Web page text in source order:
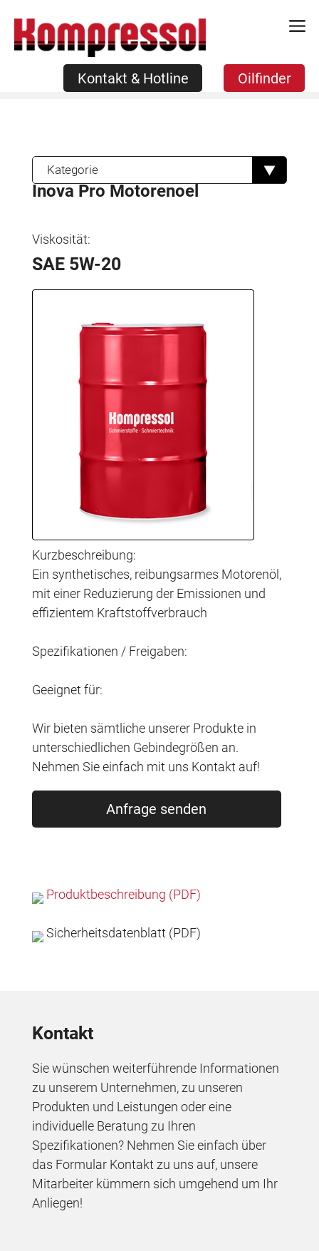
Inhalt
springen
Oilfinder
Kontakt & Hotline Oilfinder
Kategorie
Inova Pro Motorenoel
Viskosität:
SAE 5W-20
Kurzbeschreibung:
Ein synthetisches, reibungsarmes Motorenöl,
mit einer Reduzierung der Emissionen und
effizientem Kraftstoffverbrauch
Spezifikationen / Freigaben:
Geeignet für:
Wir bieten sämtliche unserer Produkte in
unterschiedlichen Gebindegrößen an.
Nehmen Sie einfach mit uns Kontakt auf!
Anfrage senden
Produktbeschreibung (PDF)
Sicherheitsdatenblatt (PDF)
Kontakt
Sie wünschen weiterführende Informationen
zu unserem Unternehmen, zu unseren
Produkten und Leistungen oder eine
individuelle Beratung zu Ihren
Spezifikationen? Nehmen Sie einfach über
das Formular Kontakt zu uns auf, unsere
Mitarbeiter kümmern sich umgehend um Ihr
Anliegen!